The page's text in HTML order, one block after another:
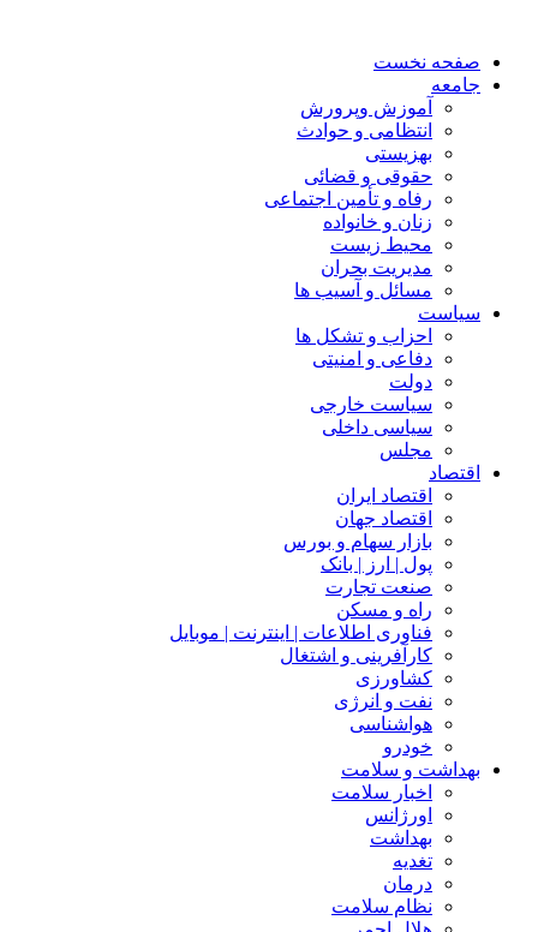
صفحه نخست
جامعه
آموزش وپرورش
انتظامی و حوادث
بهزیستی
حقوقی و قضائی
رفاه و تأمین اجتماعی
زنان و خانواده
محیط زیست
مدیریت بحران
مسائل و آسیب ها
سیاست
احزاب و تشکل ها
دفاعی و امنیتی
دولت
سیاست خارجی
سیاسی داخلی
مجلس
اقتصاد
اقتصاد ایران
اقتصاد جهان
بازار سهام و بورس
پول | ارز | بانک
صنعت تجارت
راه و مسکن
فناوری اطلاعات | اینترنت | موبایل
کارآفرینی و اشتغال
کشاورزی
نفت و انرژی
هواشناسی
خودرو
بهداشت و سلامت
اخبار سلامت
اورژانس
بهداشت
تغدیه
درمان
نظام سلامت